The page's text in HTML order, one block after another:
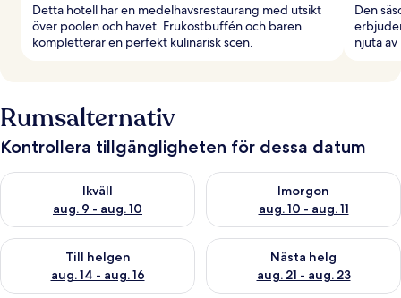
Detta hotell har en medelhavsrestaurang med utsikt
över poolen och havet. Frukostbuffén och baren
kompletterar en perfekt kulinarisk scen.
Den
njuta
Rumsalternativ
Kontrollera tillgängligheten för dessa datum
Ikväll
aug. 9 - aug. 10
Kontrollera tillgängligheten för ikväll aug. 9 - aug. 10
Imorgon
aug. 10 - aug. 11
Kontrollera tillgängligheten
Till helgen
aug. 14 - aug. 16
Kontrollera tillgängligheten för den här helgen aug. 14 - aug.
Nästa helg
aug. 21 - aug. 23
Kontrollera tillgängligheten